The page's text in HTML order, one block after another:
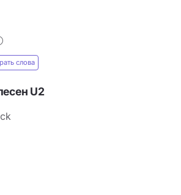
слова
U2